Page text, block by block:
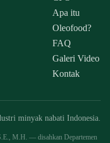
Apa itu
Oleofood?
FAQ
Galeri Video
Kontak
minyak nabati Indonesia.
M.H. — disahkan Departemen